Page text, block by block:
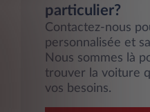
particulier?
Contactez-nous
personnalisée et
Nous sommes là
trouver la voiture
vos besoins.